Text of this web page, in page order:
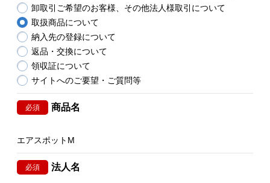
卸取引ご希望のお客様、その他法人様取引について
取扱商品について
納入先の登録について
返品・交換について
領収証について
サイトへのご要望・ご質問等
必須 商品名
エアスポットM
必須 法人名